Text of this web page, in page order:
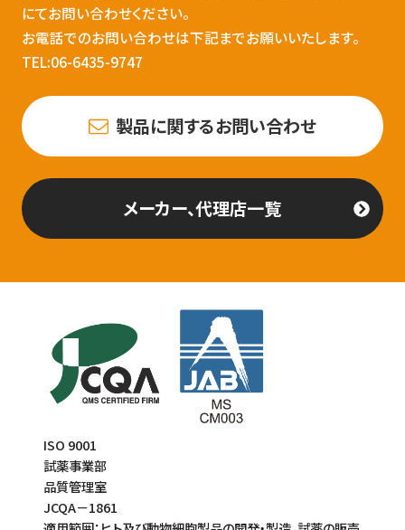
にてお問い合わせください。
お電話でのお問い合わせは下記までお願いいたします。
TEL:06-6435-9747
製品に関するお問い合わせ
メーカー、代理店一覧
ISO 9001
試薬事業部
品質管理室
JCQA－1861